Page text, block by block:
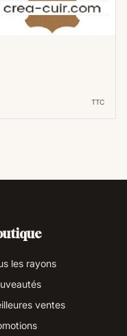
TTC
les rayons
ventes